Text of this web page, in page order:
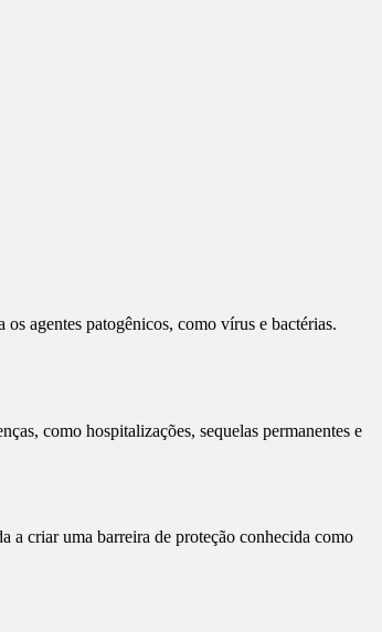
agentes patogênicos, como vírus e bactérias.
como hospitalizações, sequelas permanentes e
a criar uma barreira de proteção conhecida como